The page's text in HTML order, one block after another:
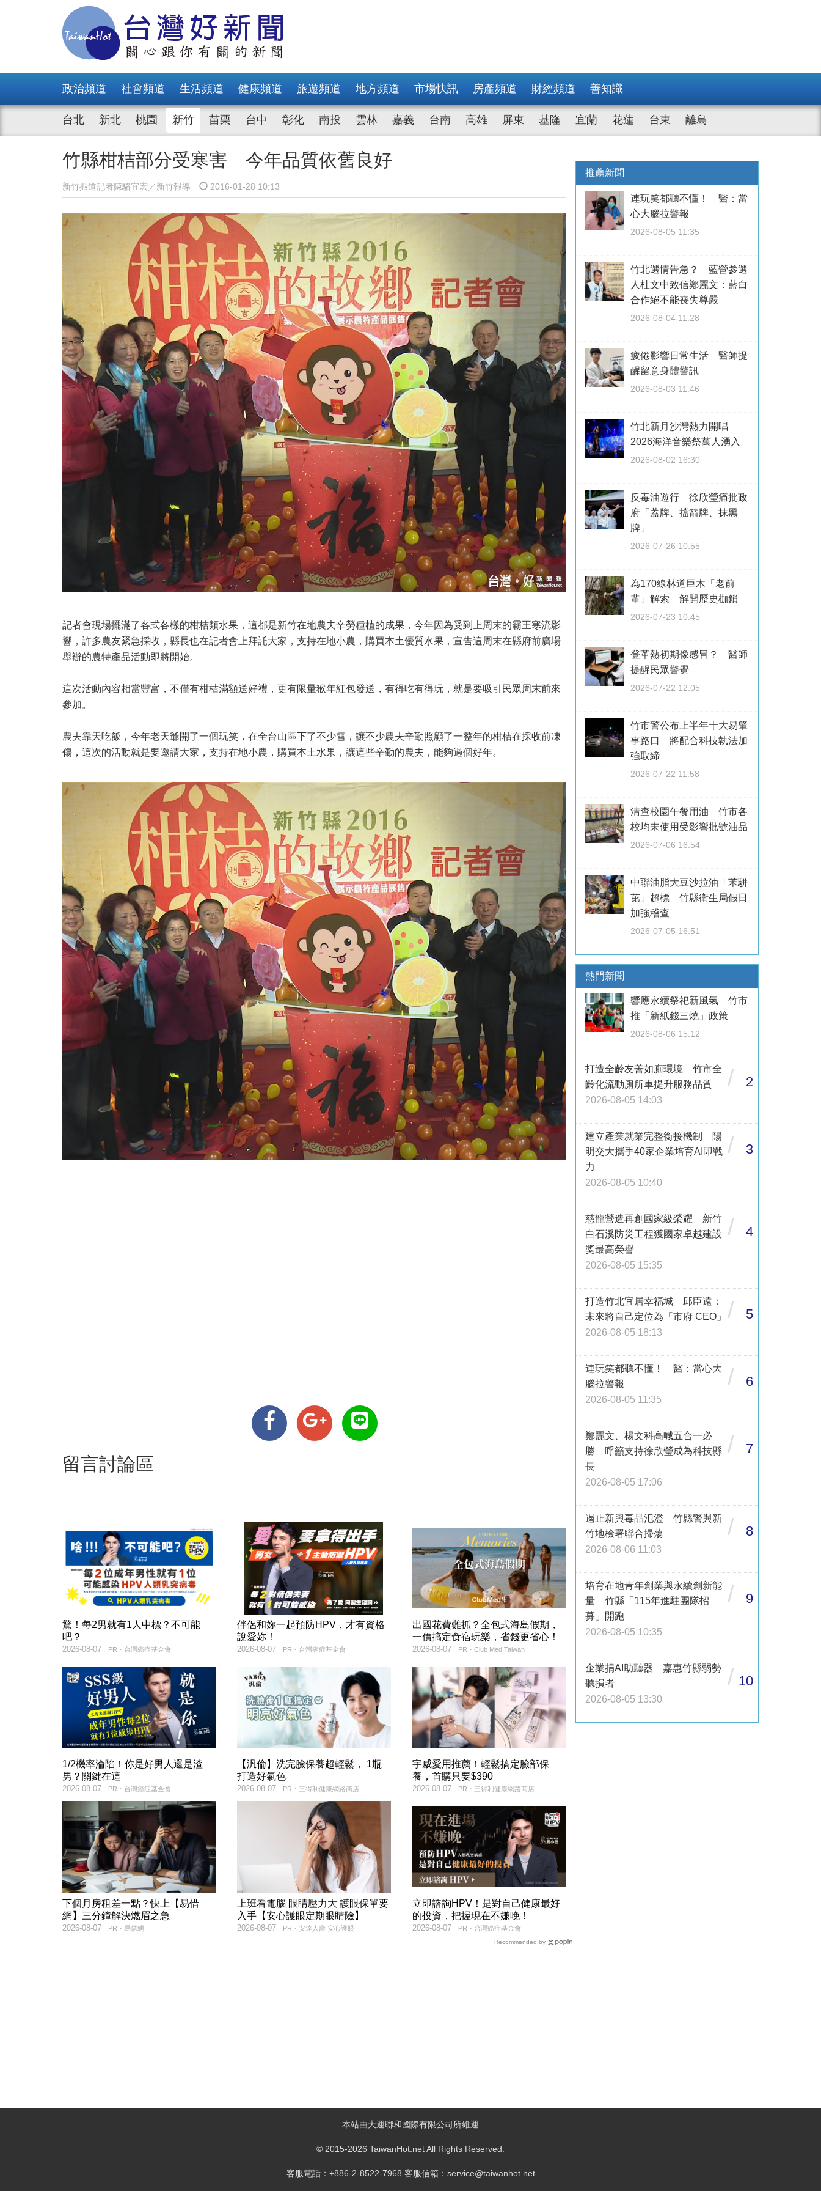
政治頻道 社會頻道 生活頻道 健康頻道 旅遊頻道 地方頻道 市場快訊 房產頻道 財經頻道 善知識
台北 新北 桃園 新竹 苗栗 台中 彰化 南投 雲林 嘉義 台南 高雄 屏東 基隆 宜蘭 花蓮 台東 離島
竹縣柑桔部分受寒害 今年品質依舊良好
新竹振道記者陳駱宜宏／新竹報導 2016-01-28 10:13
記者會現場擺滿了各式各樣的柑桔類水果，這都是新竹在地農夫辛勞種植的成果，今年因為受到上周末的霸王寒流影
響，許多農友緊急採收，縣長也在記者會上拜託大家，支持在地小農，購買本土優質水果，宣告這周末在縣府前廣場
舉辦的農特產品活動即將開始。
這次活動內容相當豐富，不僅有柑桔滿額送好禮，更有限量猴年紅包發送，有得吃有得玩，就是要吸引民眾周末前來
參加。
農夫靠天吃飯，今年老天爺開了一個玩笑，在全台山區下了不少雪，讓不少農夫辛勤照顧了一整年的柑桔在採收前凍
傷，這次的活動就是要邀請大家，支持在地小農，購買本土水果，讓這些辛勤的農夫，能夠過個好年。
留言討論區
驚！每2男就有1人中標？不可能
吧？
PR・台灣癌症基金會
2026-08-07
伴侶和妳一起預防HPV，才有資格
說愛妳！
PR・台灣癌症基金會
2026-08-07
出國花費難抓？全包式海島假期，
一價搞定食宿玩樂，省錢更省心！
PR・Club Med Taiwan
2026-08-07
1/2機率淪陷！你是好男人還是渣
男？關鍵在這
PR・台灣癌症基金會
2026-08-07
【汎倫】洗完臉保養超輕鬆， 1瓶
打造好氣色
PR・三得利健康網路商店
2026-08-07
宇威愛用推薦！輕鬆搞定臉部保
養，首購只要$390
PR・三得利健康網路商店
2026-08-07
下個月房租差一點？快上【易借
網】三分鐘解決燃眉之急
PR・易借網
2026-08-07
上班看電腦 眼睛壓力大 護眼保單要
入手【安心護眼定期眼睛險】
PR・安達人壽 安心護眼
2026-08-07
立即諮詢HPV！是對自己健康最好
的投資，把握現在不嫌晚！
PR・台灣癌症基金會
2026-08-07
Recommended by
推薦新聞
連玩笑都聽不懂！ 醫：當
心大腦拉警報
2026-08-05 11:35
竹北選情告急？ 藍營參選
人杜文中致信鄭麗文：藍白
合作絕不能喪失尊嚴
2026-08-04 11:28
疲倦影響日常生活 醫師提
醒留意身體警訊
2026-08-03 11:46
竹北新月沙灣熱力開唱
2026海洋音樂祭萬人湧入
2026-08-02 16:30
反毒油遊行 徐欣瑩痛批政
府「蓋牌、擋箭牌、抹黑
牌」
2026-07-26 10:55
為170線林道巨木「老前
輩」解索 解開歷史枷鎖
2026-07-23 10:45
登革熱初期像感冒？ 醫師
提醒民眾警覺
2026-07-22 12:05
竹市警公布上半年十大易肇
事路口 將配合科技執法加
強取締
2026-07-22 11:58
清查校園午餐用油 竹市各
校均未使用受影響批號油品
2026-07-06 16:54
中聯油脂大豆沙拉油「苯駢
芘」超標 竹縣衛生局假日
加強稽查
2026-07-05 16:51
熱門新聞
響應永續祭祀新風氣 竹市
推「新紙錢三燒」政策
2026-08-06 15:12
打造全齡友善如廁環境 竹市全
齡化流動廁所車提升服務品質
2026-08-05 14:03
/ 2
建立產業就業完整銜接機制 陽
明交大攜手40家企業培育AI即戰
力
2026-08-05 10:40
/ 3
慈龍營造再創國家級榮耀 新竹
白石溪防災工程獲國家卓越建設
獎最高榮譽
2026-08-05 15:35
/ 4
打造竹北宜居幸福城 邱臣遠：
未來將自己定位為「市府 CEO」
2026-08-05 18:13
/ 5
連玩笑都聽不懂！ 醫：當心大
腦拉警報
2026-08-05 11:35
/ 6
鄭麗文、楊文科高喊五合一必
勝 呼籲支持徐欣瑩成為科技縣
長
2026-08-05 17:06
/ 7
遏止新興毒品氾濫 竹縣警與新
竹地檢署聯合掃蕩
2026-08-06 11:03
/ 8
培育在地青年創業與永續創新能
量 竹縣「115年進駐團隊招
募」開跑
2026-08-05 10:35
/ 9
企業捐AI助聽器 嘉惠竹縣弱勢
聽損者
2026-08-05 13:30
/ 10
本站由大運聯和國際有限公司所維運
© 2015-2026 TaiwanHot.net All Rights Reserved.
客服電話：+886-2-8522-7968 客服信箱：service@taiwanhot.net